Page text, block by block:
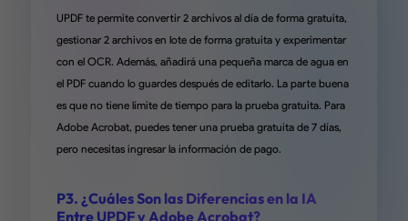
Cumple con el Trabajo - Cancelé mi
Suscripción a Adobe
Me encanta cuando puedo obtener una herramienta LTD que
durante años, y aunque son solo $20/mes, mis necesidades
PDFs, organizarlos, tal vez de vez en cuando editarlos y luego
UPDF te permite convertir 2 archivos al día de forma gratuita,
gestionar 2 archivos en lote de forma gratuita y experimentar
con el OCR. Además, añadirá una pequeña marca de agua en
el PDF cuando lo guardes después de editarlo. La parte buena
es que no tiene límite de tiempo para la prueba gratuita. Para
Adobe Acrobat, puedes tener una prueba gratuita de 7 días,
pero necesitas ingresar la información de pago.
P3. ¿Cuáles Son las Diferencias en la IA
Entre UPDF y Adobe Acrobat?